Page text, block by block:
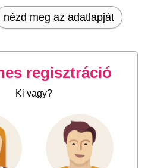
nézd meg az adatlapját
regisztráció
Ki vagy?